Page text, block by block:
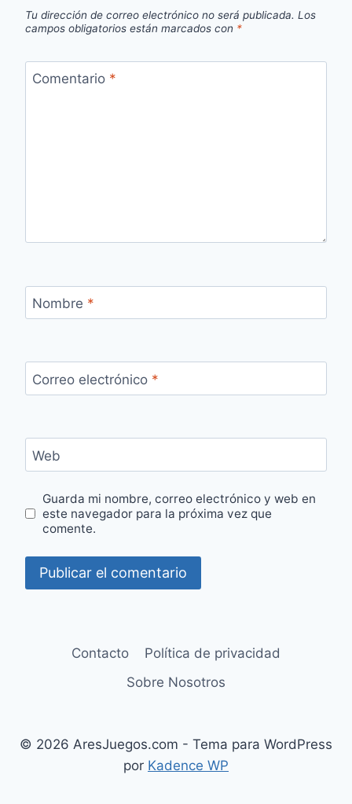
Tu dirección de correo electrónico no será publicada. Los
campos obligatorios están marcados con *
Comentario *
Nombre *
Correo electrónico *
Web
Guarda mi nombre, correo electrónico y web en
este navegador para la próxima vez que
comente.
© 2026 AresJuegos.com - Tema para WordPress
por Kadence WP
Contacto
Política de privacidad
Sobre Nosotros